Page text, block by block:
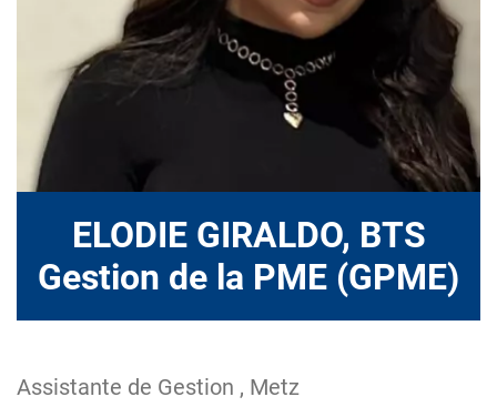
ELODIE GIRALDO, BTS
Gestion de la PME (GPME)
Assistante de Gestion , Metz